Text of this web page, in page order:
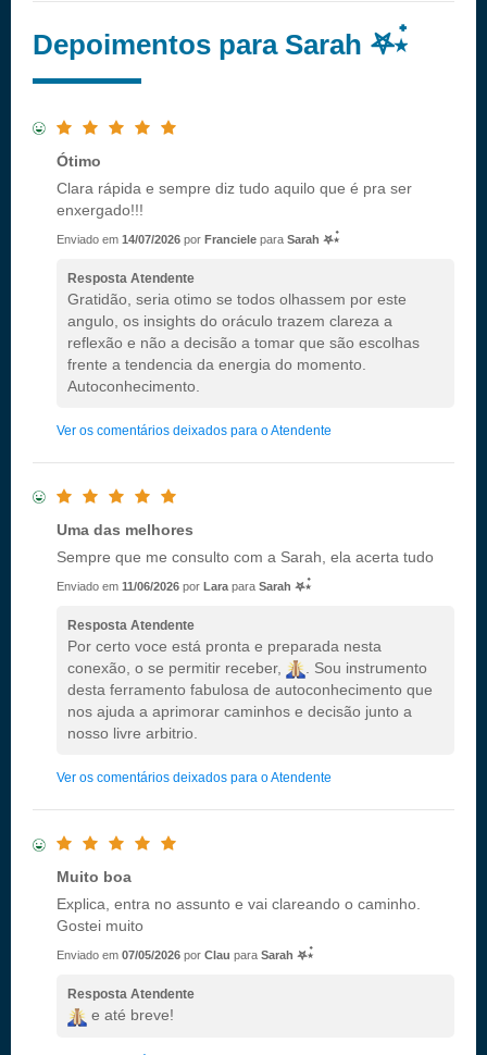
Depoimentos para Sarah 𖤐⭒๋
Ótimo
Clara rápida e sempre diz tudo aquilo que é pra ser
enxergado!!!
Enviado em 14/07/2026 por Franciele para Sarah 𖤐⭒๋
Resposta Atendente
Gratidão, seria otimo se todos olhassem por este
angulo, os insights do oráculo trazem clareza a
reflexão e não a decisão a tomar que são escolhas
frente a tendencia da energia do momento.
Autoconhecimento.
Ver os comentários deixados para o Atendente
Uma das melhores
Sempre que me consulto com a Sarah, ela acerta tudo
Enviado em 11/06/2026 por Lara para Sarah 𖤐⭒๋
Resposta Atendente
Por certo voce está pronta e preparada nesta
conexão, o se permitir receber,
. Sou instrumento
desta ferramento fabulosa de autoconhecimento que
nos ajuda a aprimorar caminhos e decisão junto a
nosso livre arbitrio.
Ver os comentários deixados para o Atendente
Muito boa
Explica, entra no assunto e vai clareando o caminho.
Gostei muito
Enviado em 07/05/2026 por Clau para Sarah 𖤐⭒๋
Resposta Atendente
e até breve!